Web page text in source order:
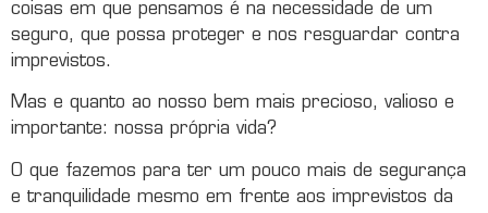
coisas em que pensamos é na necessidade de um
seguro, que possa proteger e nos resguardar contra
imprevistos.
Mas e quanto ao nosso bem mais precioso, valioso e
importante: nossa própria vida?
O que fazemos para ter um pouco mais de segurança
e tranquilidade mesmo em frente aos imprevistos da